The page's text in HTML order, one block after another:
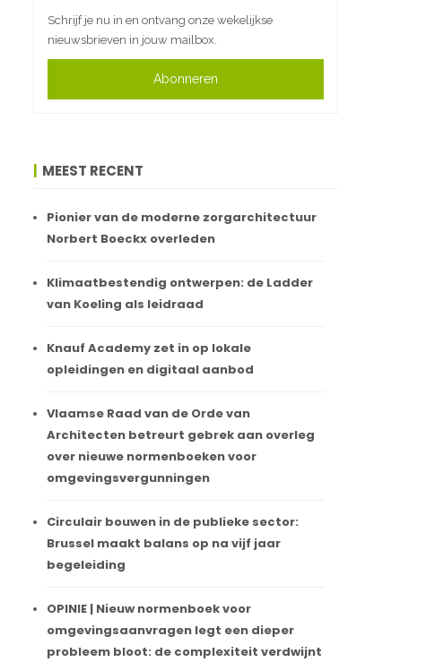
Schrijf je nu in en ontvang onze wekelijkse
nieuwsbrieven in jouw mailbox.
Abonneren
MEEST RECENT
Pionier van de moderne zorgarchitectuur
Norbert Boeckx overleden
Klimaatbestendig ontwerpen: de Ladder
van Koeling als leidraad
Knauf Academy zet in op lokale
opleidingen en digitaal aanbod
Vlaamse Raad van de Orde van
Architecten betreurt gebrek aan overleg
over nieuwe normenboeken voor
omgevingsvergunningen
Circulair bouwen in de publieke sector:
Brussel maakt balans op na vijf jaar
begeleiding
OPINIE | Nieuw normenboek voor
omgevingsaanvragen legt een dieper
probleem bloot: de complexiteit verdwijnt